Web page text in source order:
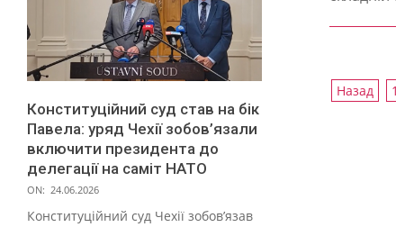
Назад 1
Конституційний суд став на бік
Павела: уряд Чехії зобов’язали
включити президента до
делегації на саміт НАТО
ON: 24.06.2026
Конституційний суд Чехії зобов’язав